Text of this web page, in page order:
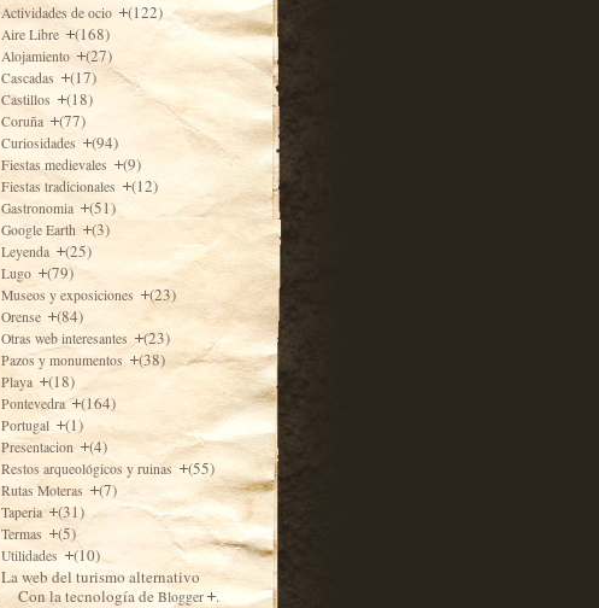
Actividades de ocio (122)
Aire Libre (168)
Alojamiento (27)
Cascadas (17)
Castillos (18)
Coruña (77)
Curiosidades (94)
Fiestas medievales (9)
Fiestas tradicionales (12)
Gastronomia (51)
Google Earth (3)
Leyenda (25)
Lugo (79)
Museos y exposiciones (23)
Orense (84)
Otras web interesantes (23)
Pazos y monumentos (38)
Playa (18)
Pontevedra (164)
Portugal (1)
Presentacion (4)
Restos arqueológicos y ruinas (55)
Rutas Moteras (7)
Taperia (31)
Termas (5)
Utilidades (10)
La web del turismo alternativo
Con la tecnología de Blogger .